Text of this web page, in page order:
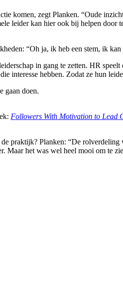
komen, zegt Planken. “Oude
leider kan hier ook bij helpen door
“Oh ja, ik heb een stem, ik
in gang te zetten. HR
interesse hebben. Zodat ze hun
gaan doen.
Followers With Motivation to Lead
praktijk? Planken: “De
Maar het was wel heel mooi om te